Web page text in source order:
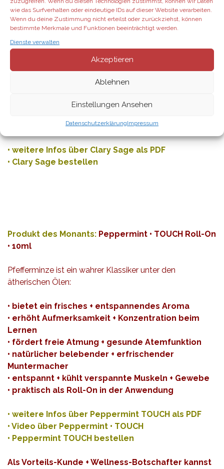
wie das Surfverhalten oder eindeutige IDs auf dieser Website verarbeiten.
Wenn du deine Zustimmung nicht erteilst oder zurückziehst, können
bestimmte Merkmale und Funktionen beeinträchtigt werden.
Dienste verwalten
Akzeptieren
Ablehnen
Einstellungen Ansehen
DatenschutzerklärungImpressum
• bietet ein beruhigendes + entspannendes Aroma
• besitz einen angenehmen + leicht blumigen Duft
• ausgleichende Wirkung auf den monatlichen
Hormonhaushalt
• fördert Gleichgewicht bei Beschwerden während
des Menstruationszyklus
• kombiniert ätherisches Pfefferminzöl +
• für aromatische und äußerliche Anwendung
• weitere Infos über Clary Sage als PDF
• Clary Sage bestellen
Produkt des Monants: Peppermint • TOUCH Roll-On
• 10ml
Pfefferminze ist ein wahrer Klassiker unter den
ätherischen Ölen:
• bietet ein frisches + entspannendes Aroma
• erhöht Aufmerksamkeit + Konzentration beim
Lernen
• fördert freie Atmung + gesunde Atemfunktion
• natürlicher belebender + erfrischender
Muntermacher
• entspannt + kühlt verspannte Muskeln + Gewebe
• praktisch als Roll-On in der Anwendung
• weitere Infos über Peppermint TOUCH als PDF
• Video über Peppermint • TOUCH
• Peppermint TOUCH bestellen
Als Vorteils-Kunde + Wellness-Botschafter kannst